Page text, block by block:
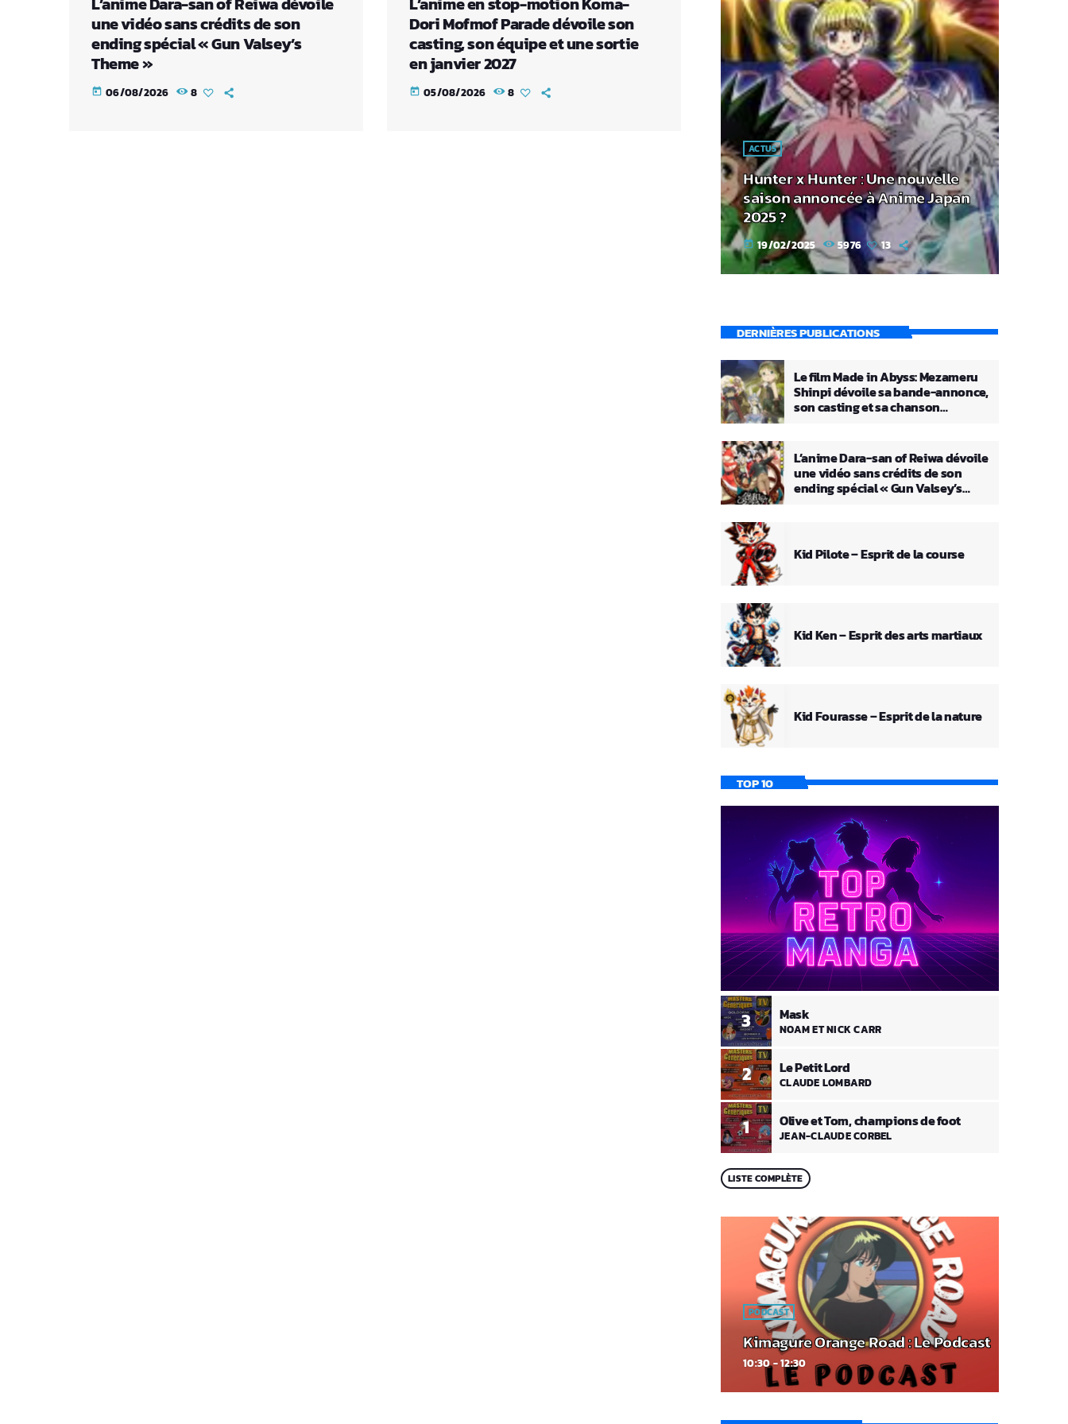
une vidéo sans crédits de son
ending spécial « Gun Valsey’s
Theme »
today 06/08/2026 8
Dori Mofmof Parade dévoile son
casting, son équipe et une sortie
en janvier 2027
today 05/08/2026 8
ACTUS
Hunter x Hunter : Une nouvelle
saison annoncée à Anime Japan
2025 ?
today 19/02/2025 5976 13
DERNIÈRES PUBLICATIONS
Le film Made in Abyss: Mezameru
Shinpi dévoile sa bande-annonce,
son casting et sa chanson
L’anime Dara-san of Reiwa dévoile
une vidéo sans crédits de son
ending spécial « Gun Valsey’s
Kid Pilote – Esprit de la course
Kid Ken – Esprit des arts martiaux
Kid Fourasse – Esprit de la nature
TOP 10
1 Olive et Tom, champions de foot
JEAN-CLAUDE CORBEL
2 Le Petit Lord
CLAUDE LOMBARD
3 Mask
NOAM ET NICK CARR
LISTE COMPLÈTE
PODCAST
Kimagure Orange Road : Le Podcast
10:30 - 12:30